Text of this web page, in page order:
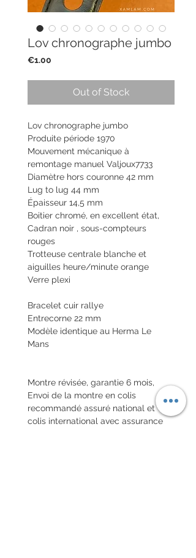
Lov chronographe jumbo
€1.00
Out of Stock
Lov chronographe jumbo
Produite période 1970
Mouvement mécanique à
remontage manuel Valjoux7733
Diamètre hors couronne 42 mm
Lug to lug 44 mm
Épaisseur 14,5 mm
Boitier chromé, en excellent état,
Cadran noir , sous-compteurs
rouges
Trotteuse centrale blanche et
aiguilles heure/minute orange
Verre plexi
Bracelet cuir rallye
Entrecorne 22 mm
Modèle identique au Herma Le
Mans
Montre révisée, garantie 6 mois,
Envoi de la montre en colis
recommandé assuré national et
colis international avec assurance